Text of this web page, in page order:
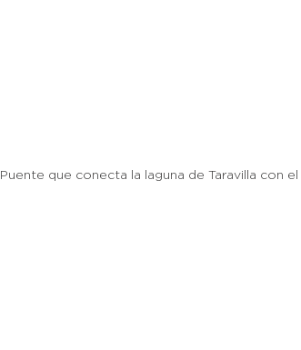
Puente que conecta la laguna de Taravilla con